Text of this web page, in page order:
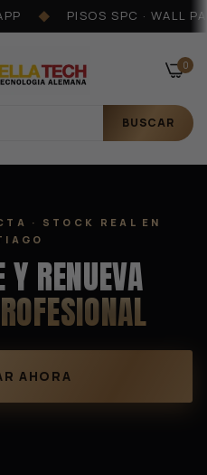
PISOS SPC · WALL PANELS ·
BUSCAR
0
· STOCK REAL EN
Y RENUEVA
AHORA